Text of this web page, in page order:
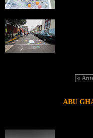
«
ABU